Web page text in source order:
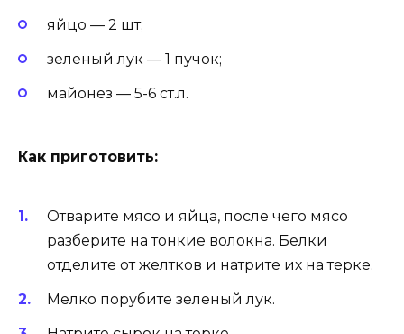
яйцо — 2 шт;
зеленый лук — 1 пучок;
майонез — 5-6 ст.л.
Как приготовить:
Отварите мясо и яйца, после чего мясо
разберите на тонкие волокна. Белки
отделите от желтков и натрите их на терке.
Мелко порубите зеленый лук.